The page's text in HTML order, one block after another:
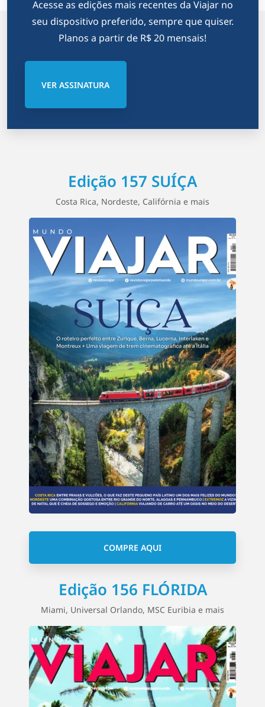
Acesse as edições mais recentes da Viajar no
seu dispositivo preferido, sempre que quiser.
Planos a partir de R$ 20 mensais!
VER ASSINATURA
Edição 157 SUÍÇA
Costa Rica, Nordeste, Califórnia e mais
COMPRE AQUI
Edição 156 FLÓRIDA
Miami, Universal Orlando, MSC Euribia e mais